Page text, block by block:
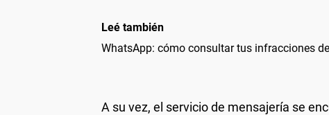
Leé también
WhatsApp: cómo consultar tus infracciones
A su vez, el servicio de mensajería se